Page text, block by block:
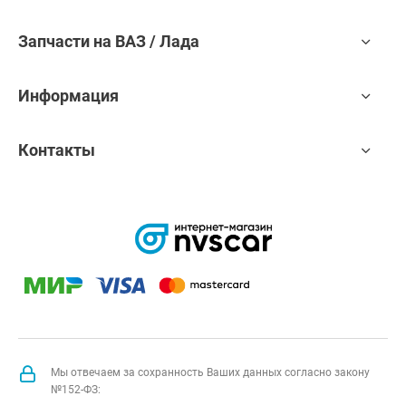
Запчасти на ВАЗ / Лада
Информация
Контакты
Мы отвечаем за сохранность Ваших данных согласно закону
№152-ФЗ: